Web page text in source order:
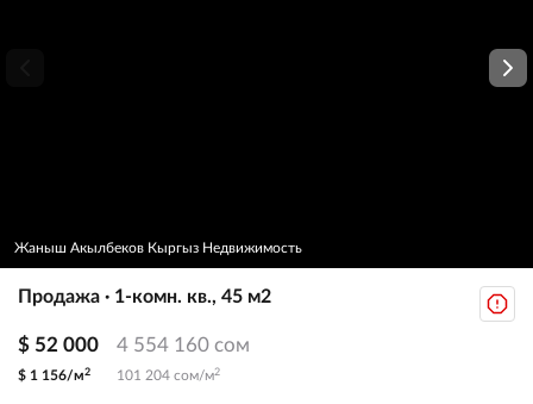
Жаныш Акылбеков Кыргыз Недвижимость
Продажа · 1-комн. кв., 45 м2
$ 52 000 4 554 160 сом
$ 1 156/м2 101 204 сом/м2